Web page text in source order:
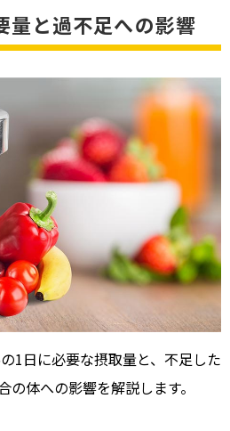
量と過不足への影響
1日に必要な摂取量と、不足した
体への影響を解説します。